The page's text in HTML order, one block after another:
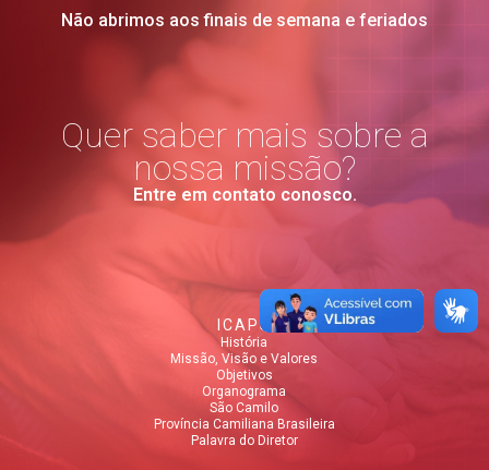
Não abrimos aos finais de semana e feriados
Quer saber mais sobre a
nossa missão?
Entre em contato conosco.
ICAPS
História
Missão, Visão e Valores
Objetivos
Organograma
São Camilo
Província Camiliana Brasileira
Palavra do Diretor